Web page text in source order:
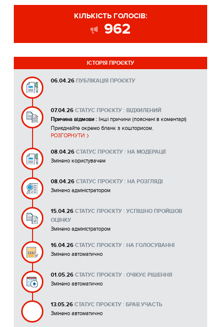
КІЛЬКІСТЬ ГОЛОСІВ:
962
ІСТОРІЯ ПРОЄКТУ
06.04.26 ПУБЛІКАЦІЯ ПРОЄКТУ
07.04.26 СТАТУС ПРОЄКТУ : ВІДХИЛЕНИЙ
Причина відмови : Інші причини (пояснені в коментарі)
Приєднайте окремо бланк з кошторисом.
РОЗГОРНУТИ
08.04.26 СТАТУС ПРОЄКТУ : НА МОДЕРАЦІЇ
Змінено користувачем
08.04.26 СТАТУС ПРОЄКТУ : НА РОЗГЛЯДІ
Змінено адміністратором
15.04.26 СТАТУС ПРОЄКТУ : УСПІШНО ПРОЙШОВ
ОЦІНКУ
Змінено адміністратором
16.04.26 СТАТУС ПРОЄКТУ : НА ГОЛОСУВАННІ
Змінено автоматично
01.05.26 СТАТУС ПРОЄКТУ : ОЧІКУЄ РІШЕННЯ
Змінено автоматично
13.05.26 СТАТУС ПРОЄКТУ : БРАВ УЧАСТЬ
Змінено автоматично